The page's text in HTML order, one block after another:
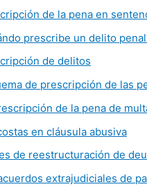
de la pena en
prescribe un delito
de delitos
de prescripción de las
de la pena de
en cláusula abusiva
de reestructuración de
extrajudiciales de